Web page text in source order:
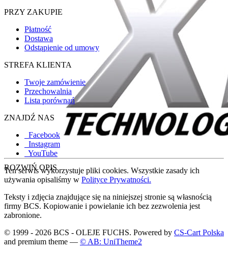
ROZWIŃ OPIS
PRZY ZAKUPIE
Płatność
Dostawa
Odstąpienie od umowy
STREFA KLIENTA
Twoje zamówienie
Przechowalnia
Lista porównań
ZNAJDŹ NAS
Facebook
Instagram
YouTube
Ten serwis wykorzystuje pliki cookies. Wszystkie zasady ich
używania opisaliśmy w Polityce Prywatności.
Teksty i zdjęcia znajdujące się na niniejszej stronie są własnością
firmy BCS. Kopiowanie i powielanie ich bez zezwolenia jest
zabronione.
© 1999 - 2026 BCS - OLEJE FUCHS. Powered by CS-Cart Polska
and premium theme — © AB: UniTheme2